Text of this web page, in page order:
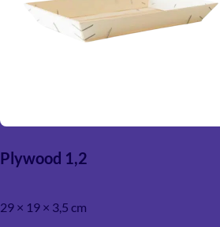
Plywood 1,2
29 × 19 × 3,5 cm